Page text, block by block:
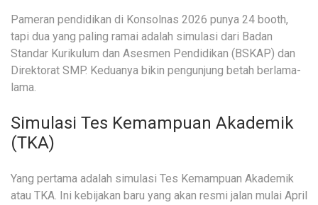
Pameran pendidikan di Konsolnas 2026 punya 24 booth,
tapi dua yang paling ramai adalah simulasi dari Badan
Standar Kurikulum dan Asesmen Pendidikan (BSKAP) dan
Direktorat SMP. Keduanya bikin pengunjung betah berlama-
lama.
Simulasi Tes Kemampuan Akademik
(TKA)
Yang pertama adalah simulasi Tes Kemampuan Akademik
atau TKA. Ini kebijakan baru yang akan resmi jalan mulai April